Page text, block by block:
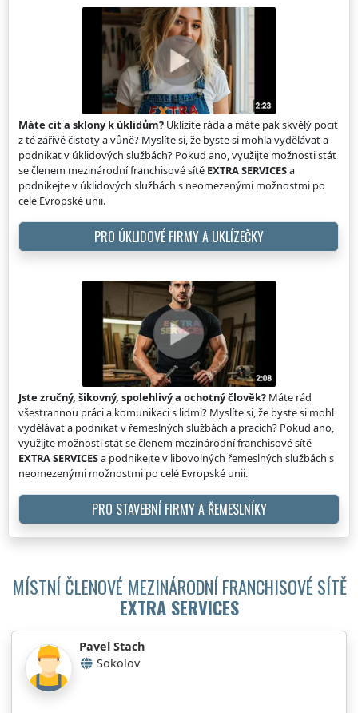
Máte cit a sklony k úklidům? Uklízíte ráda a máte pak skvělý pocit
z té zářivé čistoty a vůně? Myslíte si, že byste si mohla vydělávat a
podnikat v úklidových službách? Pokud ano, využijte možnosti stát
se členem mezinárodní franchisové sítě EXTRA SERVICESa
podnikejte v úklidových službách s neomezenými možnostmi po
celé Evropské unii.
PRO ÚKLIDOVÉ FIRMY A UKLÍZEČKY
Jste zručný, šikovný, spolehlivý a ochotný člověk? Máte rád
všestrannou práci a komunikaci s lidmi? Myslíte si, že byste si mohl
vydělávat a podnikat v řemeslných službách a pracích? Pokud ano,
využijte možnosti stát se členem mezinárodní franchisové sítě
EXTRA SERVICESa podnikejte v libovolných řemeslných službách s
neomezenými možnostmi po celé Evropské unii.
PRO STAVEBNÍ FIRMY A ŘEMESLNÍKY
MÍSTNÍ ČLENOVÉ MEZINÁRODNÍ FRANCHISOVÉ SÍTĚ
EXTRA SERVICES
Pavel Stach
Sokolov